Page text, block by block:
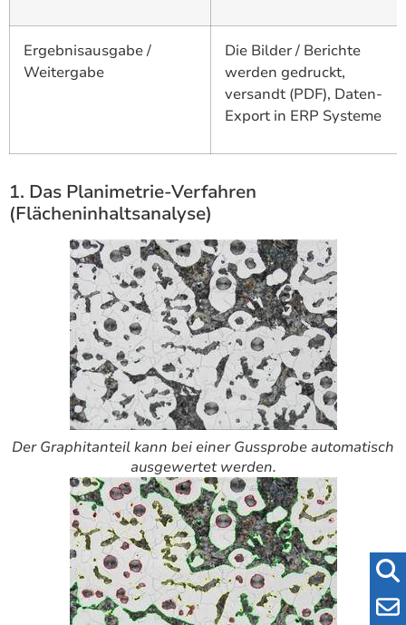
Ergebnisausgabe /
Weitergabe
Die Bilder / Berichte
werden gedruckt,
versandt (PDF), Daten-
Export in ERP Systeme
1. Das Planimetrie-Verfahren
(Flächeninhaltsanalyse)
Der Graphitanteil kann bei einer Gussprobe automatisch
ausgewertet werden.